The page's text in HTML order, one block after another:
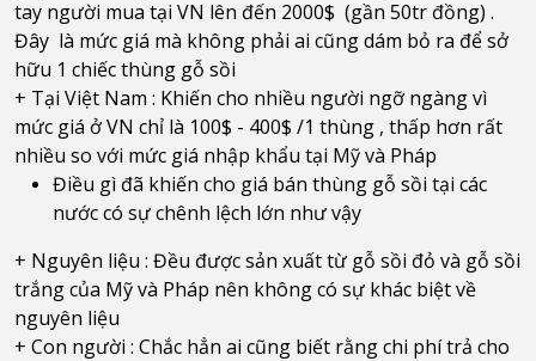
tay người mua tại VN lên đến 2000$ (gần 50tr đồng) .
Đây là mức giá mà không phải ai cũng dám bỏ ra để sở
hữu 1 chiếc thùng gỗ sồi
+ Tại Việt Nam : Khiến cho nhiều người ngỡ ngàng vì
mức giá ở VN chỉ là 100$ - 400$ /1 thùng , thấp hơn rất
nhiều so với mức giá nhập khẩu tại Mỹ và Pháp
Điều gì đã khiến cho giá bán thùng gỗ sồi tại các
nước có sự chênh lệch lớn như vậy
+ Nguyên liệu : Đều được sản xuất từ gỗ sồi đỏ và gỗ sồi
trắng của Mỹ và Pháp nên không có sự khác biệt về
nguyên liệu
+ Con người : Chắc hẳn ai cũng biết rằng chi phí trả cho